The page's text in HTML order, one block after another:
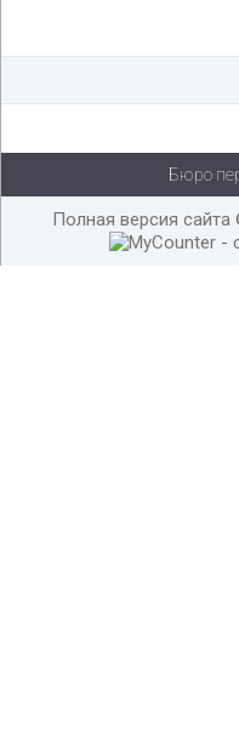
Бюро
Полная версия сайта